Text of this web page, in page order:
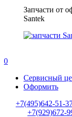
Запчасти от
Santek
0
Сервисный
Оформить
+7(495)642-51-
+7(929)672-